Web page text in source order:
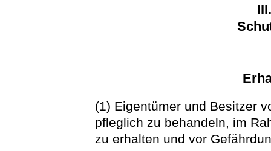
(1) Eigentümer und Besitzer
pfleglich zu behandeln, im
zu erhalten und vor